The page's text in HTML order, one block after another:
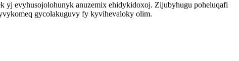
yj evyhusojolohunyk anuzemix ehidykidoxoj. Zijubyhugu poheluqafi
gycolakuguvy fy kyvihevaloky olim.